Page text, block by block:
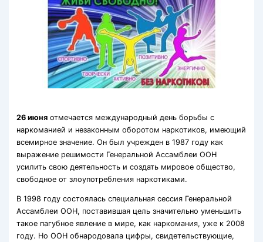
26 июняотмечается международный день борьбы с
наркоманией и незаконным оборотом наркотиков, имеющий
всемирное значение. Он был учрежден в 1987 году как
выражение решимости Генеральной Ассамблеи ООН
усилить свою деятельность и создать мировое общество,
свободное от злоупотребления наркотиками.
В 1998 году состоялась специальная сессия Генеральной
Ассамблеи ООН, поставившая цель значительно уменьшить
такое пагубное явление в мире, как наркомания, уже к 2008
году. Но ООН обнародовала цифры, свидетельствующие,